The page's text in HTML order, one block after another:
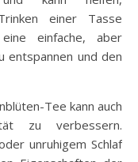
einer Tasse
einfache, aber
entspannen und den
Tee kann auch
zu verbessern.
unruhigem Schlaf